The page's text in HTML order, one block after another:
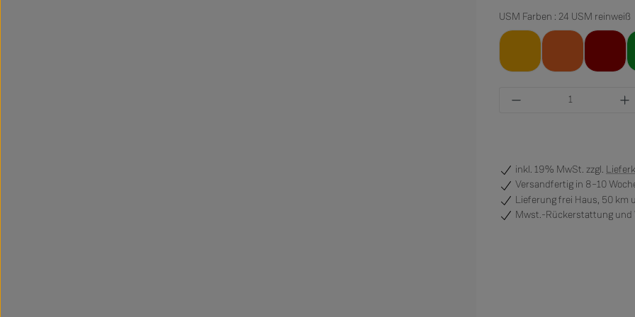
USM Farben : 24 USM reinweiß
25 USM goldgelb26 USM reinorange
23
Produkt Anzahl:
inkl. 19% MwSt. zzgl.
Versandfertig in 8–10
Lieferung frei Haus, 50 km
Mwst.-Rückerstattung und